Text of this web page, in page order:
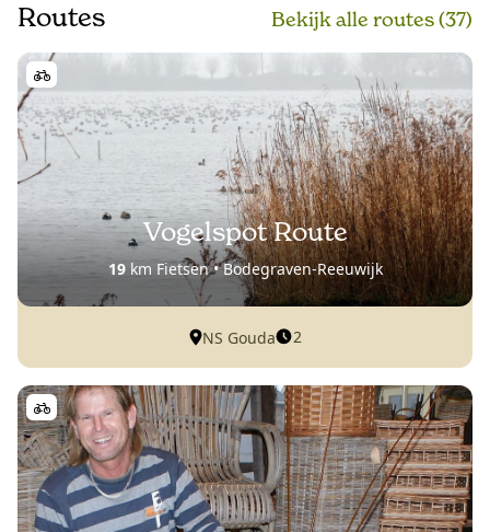
Routes Bekijk alle routes (37)
Vogelspot Route
19km Fietsen • Bodegraven-Reeuwijk
NS Gouda 2